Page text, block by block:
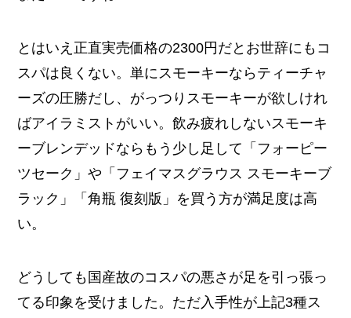
とはいえ正直実売価格の2300円だとお世辞にもコ
スパは良くない。単にスモーキーならティーチャ
ーズの圧勝だし、がっつりスモーキーが欲しけれ
ばアイラミストがいい。飲み疲れしないスモーキ
ーブレンデッドならもう少し足して「フォーピー
ツセーク」や「フェイマスグラウス スモーキーブ
ラック」「角瓶 復刻版」を買う方が満足度は高
い。
どうしても国産故のコスパの悪さが足を引っ張っ
てる印象を受けました。ただ入手性が上記3種ス